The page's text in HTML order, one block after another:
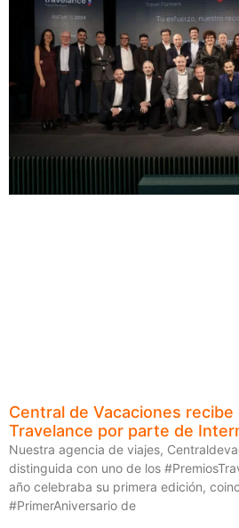
Central de Vacaciones recibe
Travelance por parte de
Nuestra agencia de viajes,
distinguida con uno de los
año celebraba su primera edición,
#PrimerAniversario de